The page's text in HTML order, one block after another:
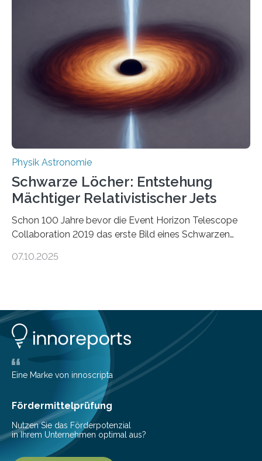
Quantenmotoren voranbringen. Das
Wissenschaftsjournal Science Advances veröffentlichte
die Herleitung. (DOI: 10.1126/sciadv.adw8462)
Verbrennungsmotoren oder Dampfturbinen sind
Wärmekraftmaschinen: Sie wandeln thermische
Energie in mechanische Bewegung um – oder anders
ausgedrückt, Wärme in Bewegung. In
quantenmechanischen Experimenten ist es in den…
Physik Astronomie
Schwarze Löcher: Entstehung
Mächtiger Relativistischer Jets
Schon 100 Jahre bevor die Event Horizon Telescope
Collaboration 2019 das erste Bild eines Schwarzen
hatte der Astronom Heber Curtis einen seltsamen
werden auch von anderen Schwarzen Löchern
ausgeschickt. Theoretische Astrophysiker der Goethe-
Universität haben jetzt einen numerischen Code
entwickelt, mit dem sie mathematisch hoch präzise
beschreiben…
07.10.2025
Eine Marke von innoscripta
Fördermittelprüfung
Nutzen Sie das Förderpotenzial
in Ihrem Unternehmen optimal aus?